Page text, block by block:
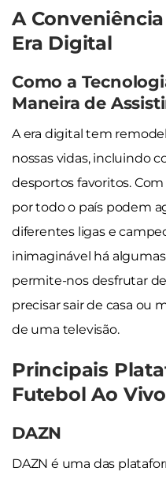
A
Era Digital
Como a
Maneira de
A era digital tem
nossas vidas, incluindo
desportos favoritos.
por todo o país podem
diferentes ligas e
inimaginável há
permite-nos desfrutar
precisar sair de casa ou
de uma televisão.
Principais
Futebol Ao Vivo
DAZN
DAZN é uma das